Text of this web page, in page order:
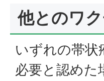
他とのワ
いずれの帯状
必要と認めた